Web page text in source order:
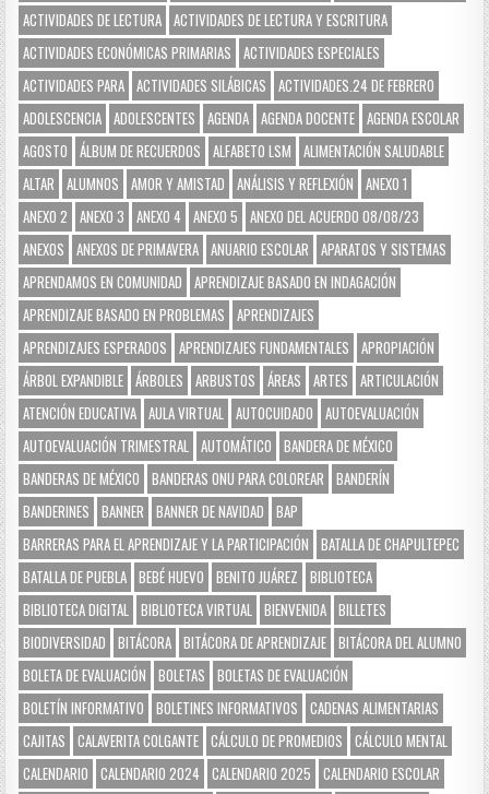
ACTIVIDADES DE LECTURA ACTIVIDADES DE LECTURA Y ESCRITURA
ACTIVIDADES ECONÓMICAS PRIMARIAS
ACTIVIDADES ESPECIALES
ACTIVIDADES PARA ACTIVIDADES SILÁBICAS
ACTIVIDADES.24 DE FEBRERO
ADOLESCENCIA ADOLESCENTES AGENDA AGENDA DOCENTE AGENDA ESCOLAR
AGOSTO
ÁLBUM DE RECUERDOS ALFABETO LSM
ALIMENTACIÓN SALUDABLE
ALTAR
ALUMNOS AMOR Y AMISTAD ANÁLISIS Y REFLEXIÓN
ANEXO 1
ANEXO 2
ANEXO 3 ANEXO 4 ANEXO 5
ANEXO DEL ACUERDO 08/08/23
ANEXOS
ANEXOS DE PRIMAVERA ANUARIO ESCOLAR
APARATOS Y SISTEMAS
APRENDAMOS EN COMUNIDAD
APRENDIZAJE BASADO EN INDAGACIÓN
APRENDIZAJE BASADO EN PROBLEMAS
APRENDIZAJES
APRENDIZAJES ESPERADOS
APRENDIZAJES FUNDAMENTALES
APROPIACIÓN
ÁRBOL EXPANDIBLE ÁRBOLES ARBUSTOS ÁREAS ARTES
ARTICULACIÓN
ATENCIÓN EDUCATIVA AULA VIRTUAL AUTOCUIDADO
AUTOEVALUACIÓN
AUTOEVALUACIÓN TRIMESTRAL AUTOMÁTICO
BANDERA DE MÉXICO
BANDERAS DE MÉXICO
BANDERAS ONU PARA COLOREAR
BANDERÍN
BANDERINES
BANNER BANNER DE NAVIDAD
BAP
BARRERAS PARA EL APRENDIZAJE Y LA PARTICIPACIÓN
BATALLA DE CHAPULTEPEC
BATALLA DE PUEBLA BEBÉ HUEVO BENITO JUÁREZ
BIBLIOTECA
BIBLIOTECA DIGITAL BIBLIOTECA VIRTUAL BIENVENIDA BILLETES
BIODIVERSIDAD
BITÁCORA BITÁCORA DE APRENDIZAJE BITÁCORA DEL ALUMNO
BOLETA DE EVALUACIÓN
BOLETAS
BOLETAS DE EVALUACIÓN
BOLETÍN INFORMATIVO
BOLETINES INFORMATIVOS
CADENAS ALIMENTARIAS
CAJITAS
CALAVERITA COLGANTE CÁLCULO DE PROMEDIOS
CÁLCULO MENTAL
CALENDARIO
CALENDARIO 2024 CALENDARIO 2025
CALENDARIO ESCOLAR